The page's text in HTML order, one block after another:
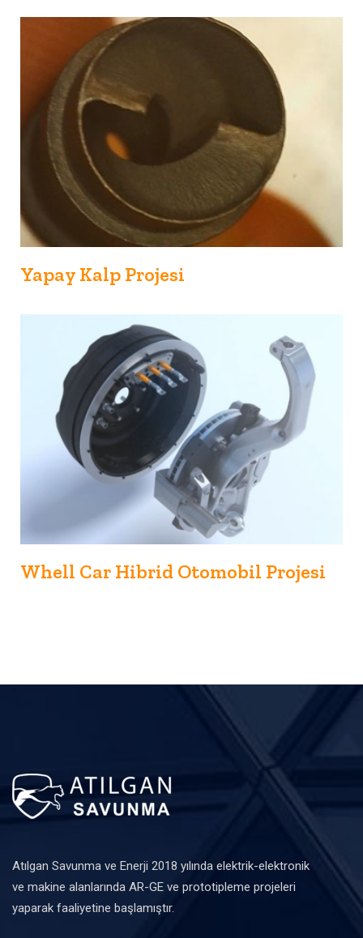
Yapay Kalp Projesi
Whell Car Hibrid Otomobil Projesi
Atılgan Savunma ve Enerji 2018 yılında elektrik-elektronik
ve makine alanlarında AR-GE ve prototipleme projeleri
yaparak faaliyetine başlamıştır.